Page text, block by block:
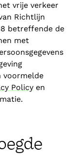
vrije verkeer
Richtlijn
betreffende de
met
voormelde
Policy en